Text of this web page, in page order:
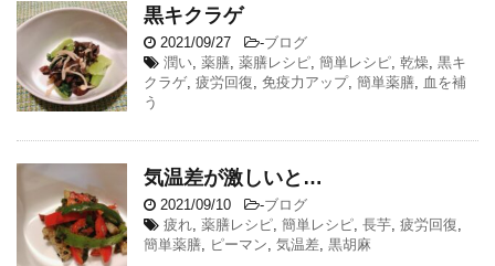
黒キクラゲ
2021/09/27 -ブログ
潤い 薬膳 薬膳レシピ 簡単レシピ 乾燥 黒キ
クラゲ 疲労回復 免疫力アップ, 簡単薬膳
血を補
う
気温差が激しいと…
2021/09/10 -ブログ
疲れ 薬膳レシピ 簡単レシピ 長芋 疲労回復
簡単薬膳
ピーマン 気温差 黒胡麻